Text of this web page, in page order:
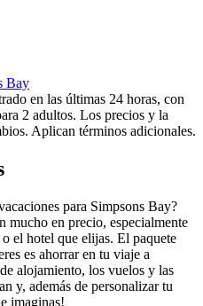
Bay
en las últimas 24 horas, con
2 adultos. Los precios y la
Aplican términos adicionales.
para Simpsons Bay?
mucho en precio, especialmente
o el hotel que elijas. El paquete
es ahorrar en tu viaje a
alojamiento, los vuelos y las
y, además de personalizar tu
imaginas!